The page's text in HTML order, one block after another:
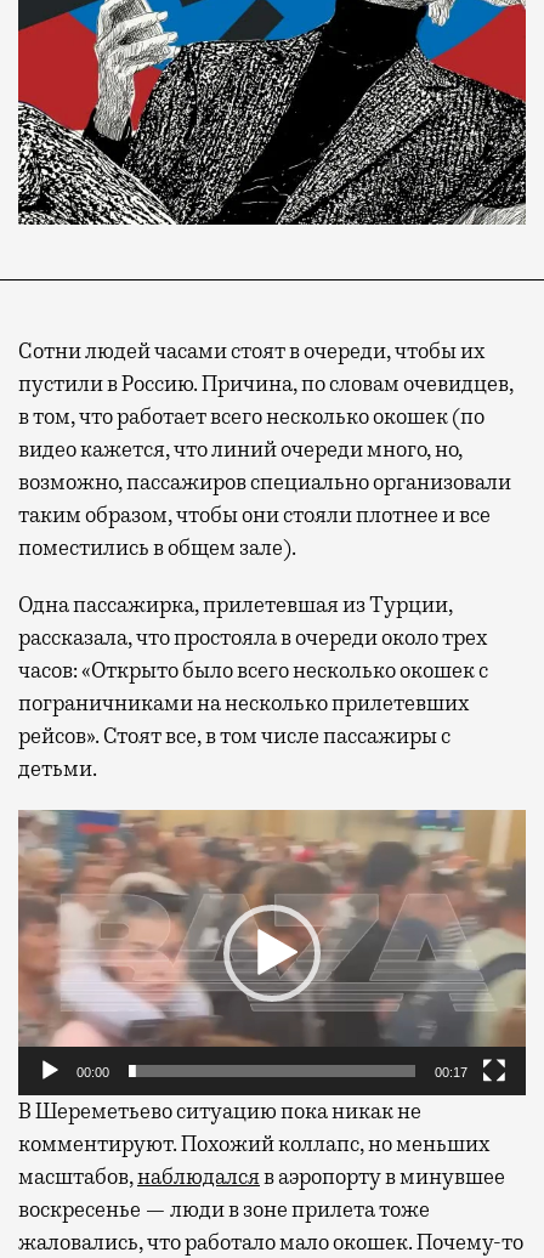
Сотни людей часами стоят в очереди, чтобы их
пустили в Россию. Причина, по словам очевидцев,
в том, что работает всего несколько окошек (по
видео кажется, что линий очереди много, но,
возможно, пассажиров специально организовали
таким образом, чтобы они стояли плотнее и все
поместились в общем зале).
Одна пассажирка, прилетевшая из Турции,
рассказала, что простояла в очереди около трех
часов: «Открыто было всего несколько окошек с
пограничниками на несколько прилетевших
рейсов». Стоят все, в том числе пассажиры с
детьми.
Видеоплеер
00:00 00:17
В Шереметьево ситуацию пока никак не
комментируют. Похожий коллапс, но меньших
масштабов,наблюдалсяв аэропорту в минувшее
воскресенье — люди в зоне прилета тоже
жаловались, что работало мало окошек. Почему-то